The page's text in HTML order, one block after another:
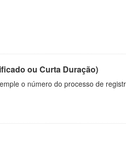
ou Curta Duração)
o número do processo de